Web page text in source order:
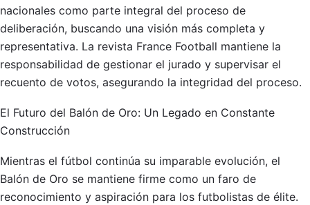
nacionales como parte integral del proceso de
deliberación, buscando una visión más completa y
representativa. La revista France Football mantiene la
responsabilidad de gestionar el jurado y supervisar el
recuento de votos, asegurando la integridad del proceso.
El Futuro del Balón de Oro: Un Legado en Constante
Construcción
Mientras el fútbol continúa su imparable evolución, el
Balón de Oro se mantiene firme como un faro de
reconocimiento y aspiración para los futbolistas de élite.